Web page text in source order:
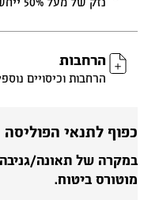
הרחבות
הרחבות וכיסויים נוספים.
לתנאי הפוליסה
של תאונה/גניבה
ביטוח.